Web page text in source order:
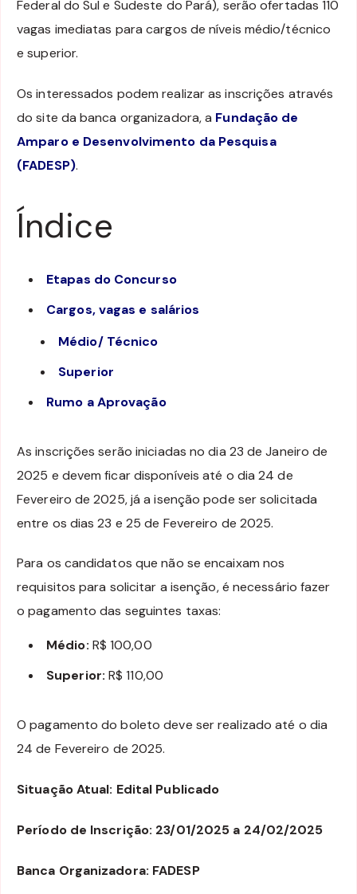
Federal do Sul e Sudeste do Pará), serão ofertadas 110
vagas imediatas para cargos de níveis médio/técnico
e superior.
Os interessados podem realizar as inscrições através
do site da banca organizadora, a Fundação de
Amparo e Desenvolvimento da Pesquisa
(FADESP).
Índice
Etapas do Concurso
Cargos, vagas e salários
Médio/ Técnico
Superior
Rumo a Aprovação
As inscrições serão iniciadas no dia 23 de Janeiro de
2025 e devem ficar disponíveis até o dia 24 de
Fevereiro de 2025, já a isenção pode ser solicitada
entre os dias 23 e 25 de Fevereiro de 2025.
Para os candidatos que não se encaixam nos
requisitos para solicitar a isenção, é necessário fazer
o pagamento das seguintes taxas:
Médio: R$ 100,00
Superior: R$ 110,00
O pagamento do boleto deve ser realizado até o dia
24 de Fevereiro de 2025.
Situação Atual: Edital Publicado
Período de Inscrição: 23/01/2025 a 24/02/2025
Banca Organizadora: FADESP